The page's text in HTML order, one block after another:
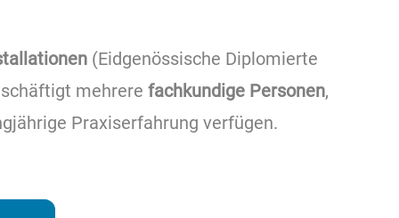
(Eidgenössische Diplomierte
mehrere fachkundige Personen,
Praxiserfahrung verfügen.